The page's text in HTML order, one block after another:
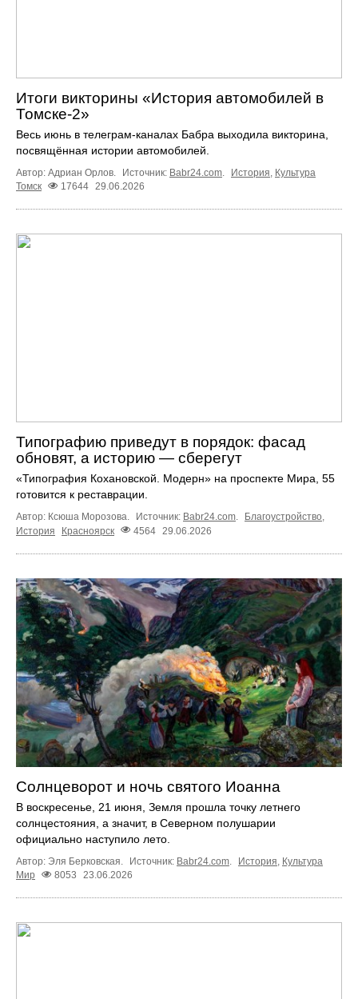
Итоги викторины «История автомобилей в
Томске-2»
Весь июнь в телеграм‑каналах Бабра выходила викторина,
посвящённая истории автомобилей.
Автор: Адриан Орлов. Источник: Babr24.com История Культура
Томск
17644 29.06.2026
Типографию приведут в порядок: фасад
обновят, а историю — сберегут
«Типография Кохановской. Модерн» на проспекте Мира, 55
готовится к реставрации.
Автор: Ксюша Морозова. Источник: Babr24.com. Благоустройство,
История
Красноярск 4564 29.06.2026
Солнцеворот и ночь святого Иоанна
В воскресенье, 21 июня, Земля прошла точку летнего
солнцестояния, а значит, в Северном полушарии
официально наступило лето.
Автор: Эля Берковская. Источник: Babr24.com. История, Культура
Мир
8053 23.06.2026